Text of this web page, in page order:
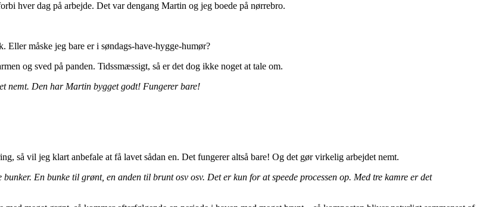
hver dag på arbejde. Det var dengang Martin og jeg boede på nørrebro.
måske jeg bare er i søndags-have-hygge-humør?
og sved på panden. Tidssmæssigt, så er det dog ikke noget at tale om.
nemt. Den har Martin bygget godt! Fungerer bare!
så vil jeg klart anbefale at få lavet sådan en. Det fungerer altså bare! Og det gør virkelig arbejdet nemt.
En bunke til grønt, en anden til brunt osv osv. Det er kun for at speede processen op. Med tre kamre er det